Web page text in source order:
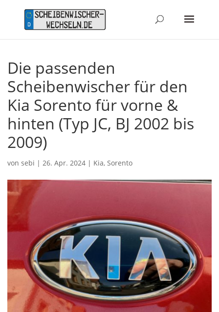
Die passenden
Scheibenwischer für den
Kia Sorento für vorne &
hinten (Typ JC, BJ 2002 bis
2009)
von sebi | 26. Apr. 2024 | Kia, Sorento